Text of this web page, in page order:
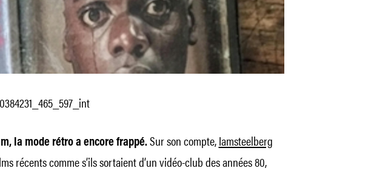
la mode rétro a encore frappé.Sur son compte,Iamsteelberg
récents comme s’ils sortaient d’un vidéo-club des années 80,